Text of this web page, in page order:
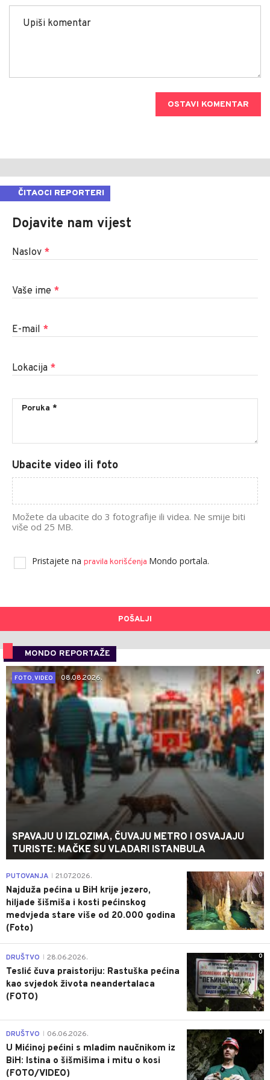
OSTAVI KOMENTAR
ČITAOCI REPORTERI
Dojavite nam vijest
Naslov *
Vaše ime *
E-mail *
Lokacija *
Ubacite video ili foto
Možete da ubacite do 3 fotografije ili videa. Ne smije biti
više od 25 MB.
Pristajete na pravila korišćenja Mondo portala.
POŠALJI
MONDO REPORTAŽE
0
FOTO, VIDEO
08.08.2026.
SPAVAJU U IZLOZIMA, ČUVAJU METRO I OSVAJAJU
TURISTE: MAČKE SU VLADARI ISTANBULA
0
PUTOVANJA 21.07.2026.
Najduža pećina u BiH krije jezero,
hiljade šišmiša i kosti pećinskog
medvjeda stare više od 20.000 godina
(Foto)
0
DRUŠTVO 28.06.2026.
Teslić čuva praistoriju: Rastuška pećina
kao svjedok života neandertalaca
(FOTO)
0
DRUŠTVO 06.06.2026.
U Mićinoj pećini s mladim naučnikom iz
BiH: Istina o šišmišima i mitu o kosi
(FOTO/VIDEO)